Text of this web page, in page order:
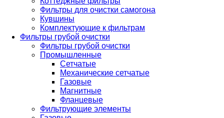
Фильтры для очистки самогона
Кувшины
Комплектующие к фильтрам
Фильтры грубой очистки
Фильтры грубой очистки
Промышленные
Сетчатые
Механические сетчатые
Газовые
Магнитные
Фланцевые
Фильтрующие элементы